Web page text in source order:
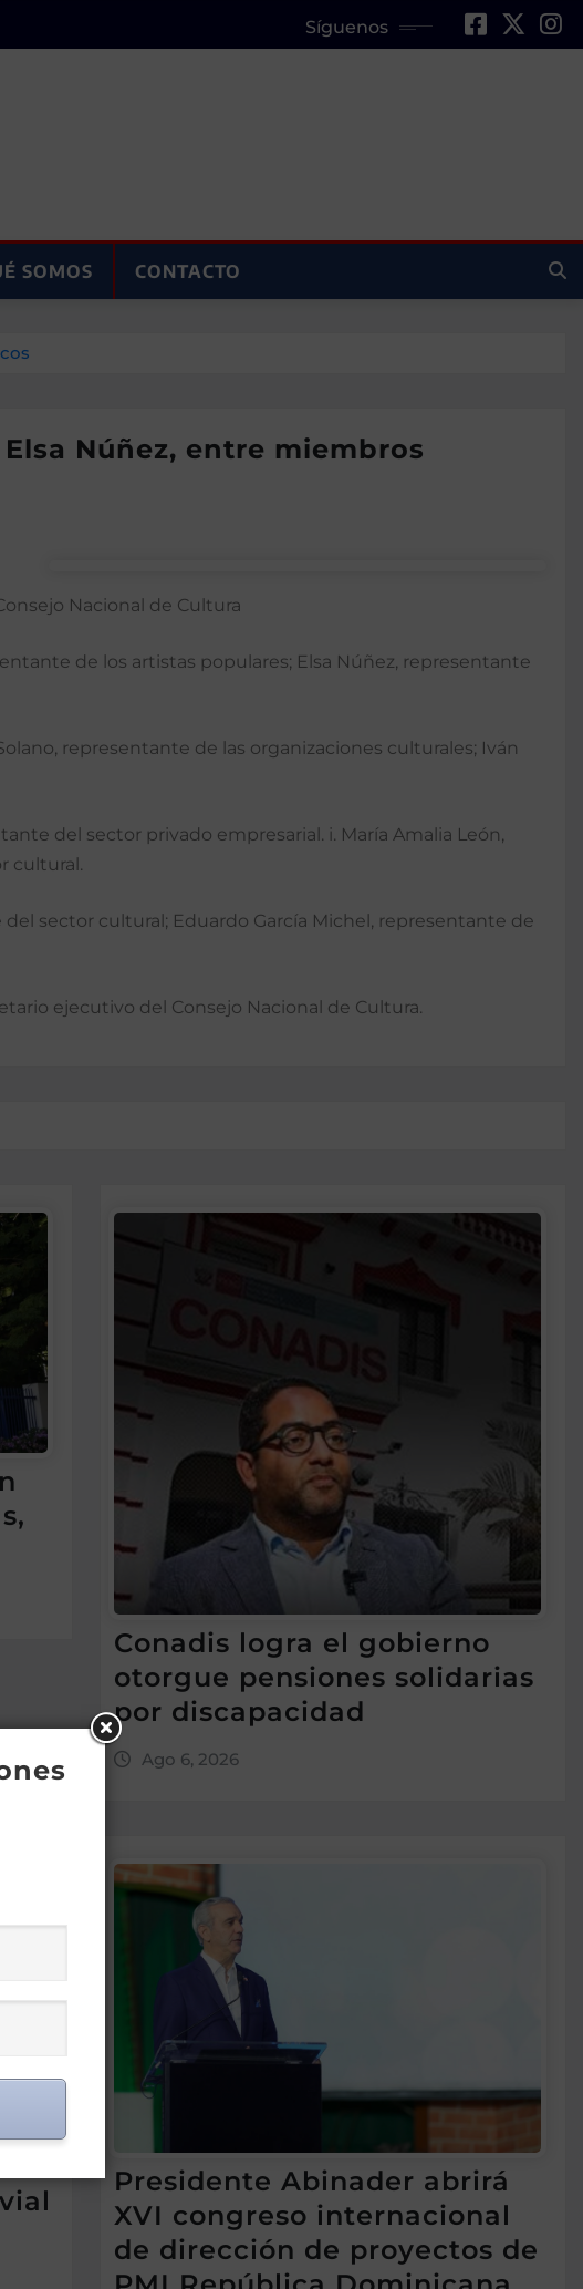
Síguenos
SOMOS CONTACTO
Núñez, entre miembros
Nacional de Cultura
de los artistas populares; Elsa Núñez, representante
representante de las organizaciones culturales; Iván
del sector privado empresarial. i. María Amalia León,
cultural.
sector cultural; Eduardo García Michel, representante de
ejecutivo del Consejo Nacional de Cultura.
Conadis logra el gobierno
otorgue pensiones solidarias
por discapacidad
Ago 6, 2026
a
Presidente Abinader abrirá
XVI congreso internacional
de dirección de proyectos de